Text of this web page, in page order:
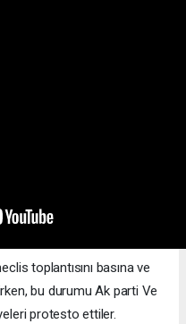
toplantısını basına ve
bu durumu Ak parti Ve
protesto ettiler.